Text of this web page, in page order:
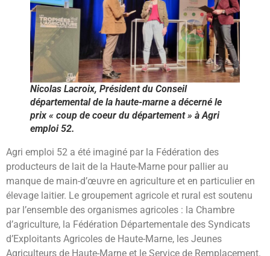
Nicolas Lacroix, Président du Conseil
départemental de la haute-marne a décerné le
prix « coup de coeur du département » à Agri
emploi 52.
Agri emploi 52 a été imaginé par la Fédération des
producteurs de lait de la Haute-Marne pour pallier au
manque de main-d’œuvre en agriculture et en particulier en
élevage laitier. Le groupement agricole et rural est soutenu
par l’ensemble des organismes agricoles : la Chambre
d’agriculture, la Fédération Départementale des Syndicats
d’Exploitants Agricoles de Haute-Marne, les Jeunes
Agriculteurs de Haute-Marne et le Service de Remplacement.